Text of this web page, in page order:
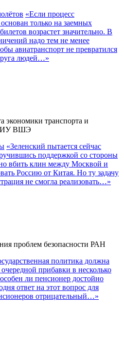
«Если процесс
только на заемных
возрастет значительно. В
надо тем не менее
авиатранспорт не превратился
людей…»
экономики транспорта и
НИУ ВШЭ
«Зеленский пытается сейчас
поддержкой со стороны
вбить клин между Москвой и
Россию от Китая. Но ту задачу
не смогла реализовать…»
проблем безопасности РАН
политика должна
прибавки в несколько
ли пенсионер достойно
ответ на этот вопрос для
отрицательный…»